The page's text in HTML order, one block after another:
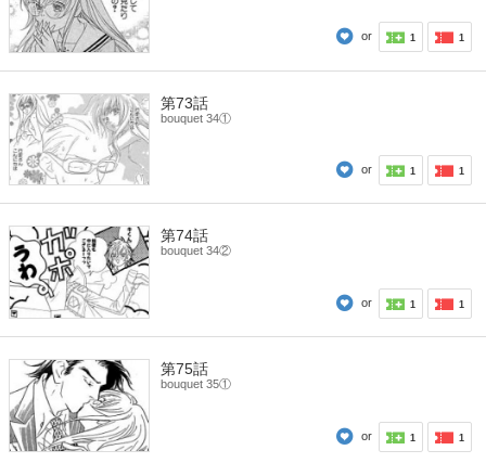
or 1 1
第73話
bouquet 34①
or 1 1
第74話
bouquet 34②
or 1 1
第75話
bouquet 35①
or 1 1